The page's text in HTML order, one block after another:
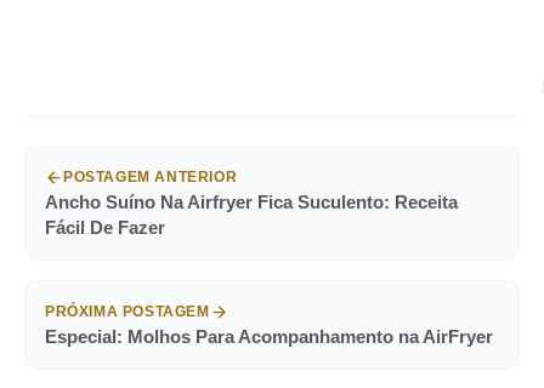
POSTAGEM ANTERIOR
Ancho Suíno Na Airfryer Fica Suculento: Receita
Fácil De Fazer
PRÓXIMA POSTAGEM
Especial: Molhos Para Acompanhamento na AirFryer